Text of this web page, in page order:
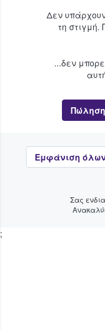
Δεν
τη
...δεν
Πώληση
Εμφάνιση
Σας
;